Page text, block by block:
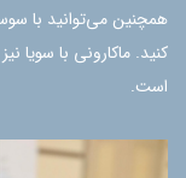
همچنین می‌توانید با
کنید. ماکارونی با
است.